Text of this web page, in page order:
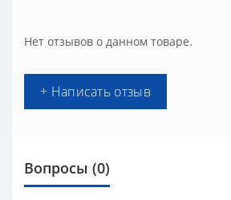
Нет отзывов о данном товаре.
+ Написать отзыв
Вопросы (0)